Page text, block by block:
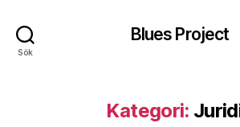
Sök
Blues Project
Kategori: